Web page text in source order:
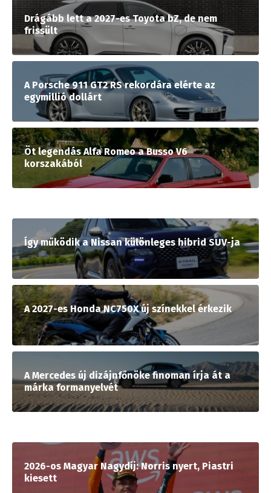
Drágább lett a 2027-es Toyota bZ, de nem
frissült
A Porsche 911 GT2 RS rekordára elérte az
egymillió dollárt
Öt legendás Alfa Romeo a Busso V6
korszakából
Így működik a Nissan különleges hibrid SUV-ja
A 2027-es Honda NC750X új színekkel érkezik
A Mercedes új dizájnfőnöke finoman írja át a
márka formanyelvét
2026-os Magyar Nagydíj: Norris nyert, Piastri
kiesett